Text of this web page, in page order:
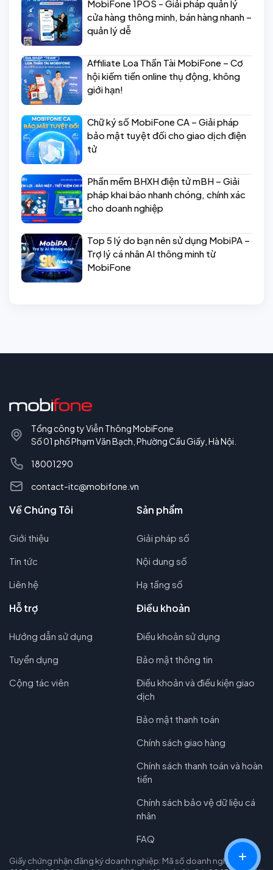
MobiFone 1POS - Giải pháp quản lý
cửa hàng thông minh, bán hàng nhanh –
quản lý dễ
Affiliate Loa Thần Tài MobiFone – Cơ
hội kiếm tiền online thụ động, không
giới hạn!
Chữ ký số MobiFone CA – Giải pháp
bảo mật tuyệt đối cho giao dịch điện
tử
Phần mềm BHXH điện tử mBH – Giải
pháp khai báo nhanh chóng, chính xác
cho doanh nghiệp
Top 5 lý do bạn nên sử dụng MobiPA –
Trợ lý cá nhân AI thông minh từ
MobiFone
Tổng công ty Viễn Thông MobiFone
Số 01 phố Phạm Văn Bạch, Phường Cầu Giấy, Hà Nội.
18001290
contact-itc@mobifone.vn
Về Chúng Tôi
Giới thiệu
Tin tức
Liên hệ
Sản phẩm
Giải pháp số
Nội dung số
Hạ tầng số
Hỗ trợ
Hướng dẫn sử dụng
Tuyển dụng
Cộng tác viên
Điều khoản
Điều khoản sử dụng
Bảo mật thông tin
Điều khoản và điều kiện giao
dịch
Bảo mật thanh toán
Chính sách giao hàng
Chính sách thanh toán và hoàn
tiền
Chính sách bảo vệ dữ liệu cá
nhân
FAQ
Giấy chứng nhận đăng ký doanh nghiệp: Mã số doanh nghiệp: